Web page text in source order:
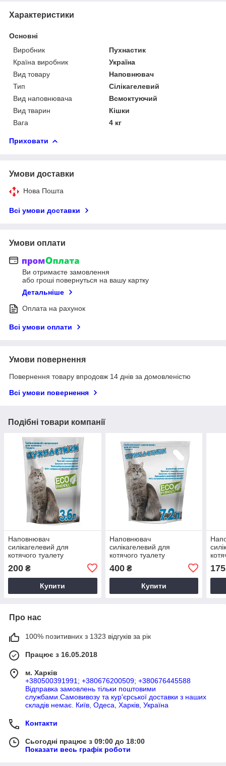
Характеристики
Основні
Виробник
Пухнастик
Країна виробник
Україна
Вид товару
Наповнювач
Тип
Сілікагелевий
Вид наповнювача
Всмоктуючий
Вид тварин
Кішки
Вага
4 кг
Приховати
Умови доставки
Нова Пошта
Всі умови доставки
Умови оплати
Ви отримаєте замовлення
або гроші повернуться на вашу картку
Детальніше
Оплата на рахунок
Всі умови оплати
Умови повернення
Повернення товару впродовж 14 днів за домовленістю
Всі умови повернення
Подібні товари компанії
Наповнювач
силікагелевий для
котячого туалету
Пухнастики, всмоктуючий,
3,6 л (1,4 кг)
200 ₴
Купити
Наповнювач
силікагелевий для
котячого туалету
Пухнастики, всмоктуючий,
7,2 л (2,8 кг)
400₴
Купити
175
Про нас
100% позитивних з 1323 відгуків за рік
Працює з 16.05.2018
м. Харків
+380500391991; +380676200509; +380676445588
Відправка замовлень тільки поштовими
службами.Самовивозу та кур'єрської доставки з наших
складів немає. Київ, Одеса, Харків, Україна
Контакти
Сьогодні працює з 09:00 до 18:00
Показати весь графік роботи